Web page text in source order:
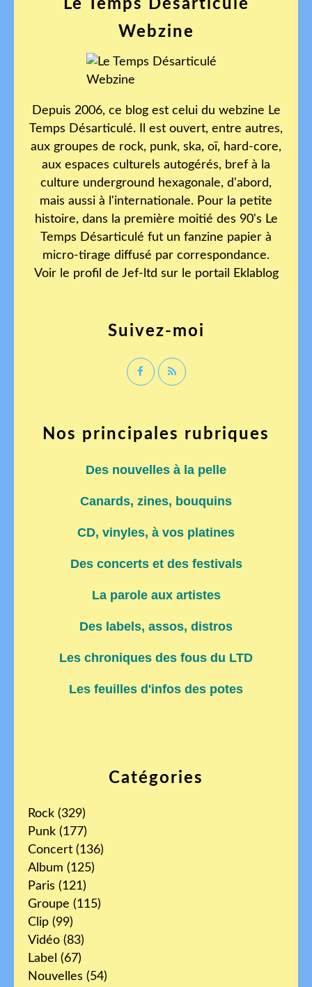
Catégories
Rock (329)
Punk (177)
Concert (136)
Album (125)
Paris (121)
Groupe (115)
Clip (99)
Vidéo (83)
Label (67)
Nouvelles (54)
Le Temps Désarticulé
Webzine
Depuis 2006, ce blog est celui du webzine Le
Temps Désarticulé. Il est ouvert, entre autres,
aux groupes de rock, punk, ska, oï, hard-core,
aux espaces culturels autogérés, bref à la
culture underground hexagonale, d'abord,
mais aussi à l'internationale. Pour la petite
histoire, dans la première moitié des 90's Le
Temps Désarticulé fut un fanzine papier à
micro-tirage diffusé par correspondance.
Voir le profil de Jef-ltd sur le portail Eklablog
Suivez-moi
Nos principales rubriques
Des nouvelles à la pelle
Canards, zines, bouquins
CD, vinyles, à vos platines
Des concerts et des festivals
La parole aux artistes
Des labels, assos, distros
Les chroniques des fous du LTD
Les feuilles d'infos des potes